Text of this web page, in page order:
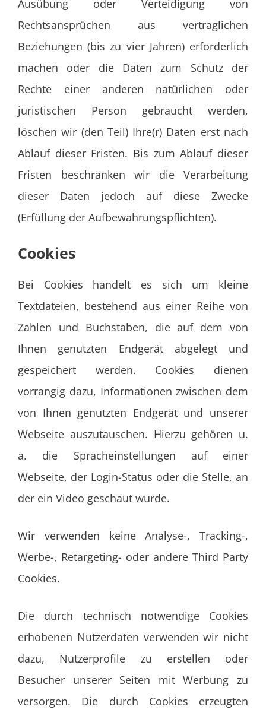
Ausübung oder Verteidigung von
Rechtsansprüchen aus vertraglichen
Beziehungen (bis zu vier Jahren) erforderlich
machen oder die Daten zum Schutz der
Rechte einer anderen natürlichen oder
juristischen Person gebraucht werden,
löschen wir (den Teil) Ihre(r) Daten erst nach
Ablauf dieser Fristen. Bis zum Ablauf dieser
Fristen beschränken wir die Verarbeitung
dieser Daten jedoch auf diese Zwecke
(Erfüllung der Aufbewahrungspflichten).
Cookies
Bei Cookies handelt es sich um kleine
Textdateien, bestehend aus einer Reihe von
Zahlen und Buchstaben, die auf dem von
Ihnen genutzten Endgerät abgelegt und
gespeichert werden. Cookies dienen
vorrangig dazu, Informationen zwischen dem
von Ihnen genutzten Endgerät und unserer
Webseite auszutauschen. Hierzu gehören u.
a. die Spracheinstellungen auf einer
Webseite, der Login-Status oder die Stelle, an
der ein Video geschaut wurde.
Wir verwenden keine Analyse-, Tracking-,
Werbe-, Retargeting- oder andere Third Party
Cookies.
Die durch technisch notwendige Cookies
erhobenen Nutzerdaten verwenden wir nicht
dazu, Nutzerprofile zu erstellen oder
Besucher unserer Seiten mit Werbung zu
versorgen. Die durch Cookies erzeugten